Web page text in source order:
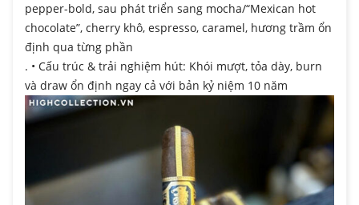
pepper-bold, sau phát triển sang mocha/“Mexican hot
chocolate”, cherry khô, espresso, caramel, hương trầm ổn
định qua từng phần
. • Cấu trúc & trải nghiệm hút: Khói mượt, tỏa dày, burn
và draw ổn định ngay cả với bản kỷ niệm 10 năm